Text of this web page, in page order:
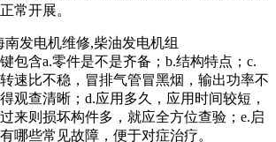
常开展。
包含a.零件是不是齐备；b.结构特点；c.
速比不稳，冒排气管冒黑烟，输出功率不
观查清晰；d.应用多久，应用时间较短，
来则损坏构件多，就应全方位查验；e.启
哪些常见故障，便于对症治疗。